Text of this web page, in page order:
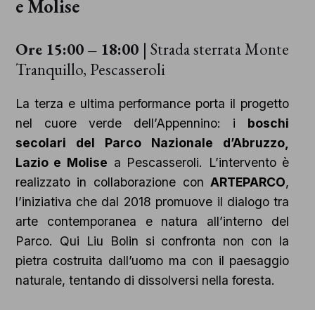
e Molise
Ore 15:00 – 18:00 | Strada sterrata Monte
Tranquillo, Pescasseroli
La terza e ultima performance porta il progetto
nel cuore verde dell’Appennino: i boschi
secolari del Parco Nazionale d’Abruzzo,
Lazio e Molise a Pescasseroli. L’intervento è
realizzato in collaborazione conARTEPARCO,
l’iniziativa che dal 2018 promuove il dialogo tra
arte contemporanea e natura all’interno del
Parco. Qui Liu Bolin si confronta non con la
pietra costruita dall’uomo ma con il paesaggio
naturale, tentando di dissolversi nella foresta.